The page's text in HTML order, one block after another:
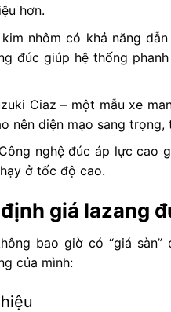
hơn.
nhôm có khả năng
đúc giúp hệ thống
Ciaz – một mẫu xe
nên diện mạo sang
nghệ đúc áp lực cao
ở tốc độ cao.
giá lazang
bao giờ có “giá
của mình: